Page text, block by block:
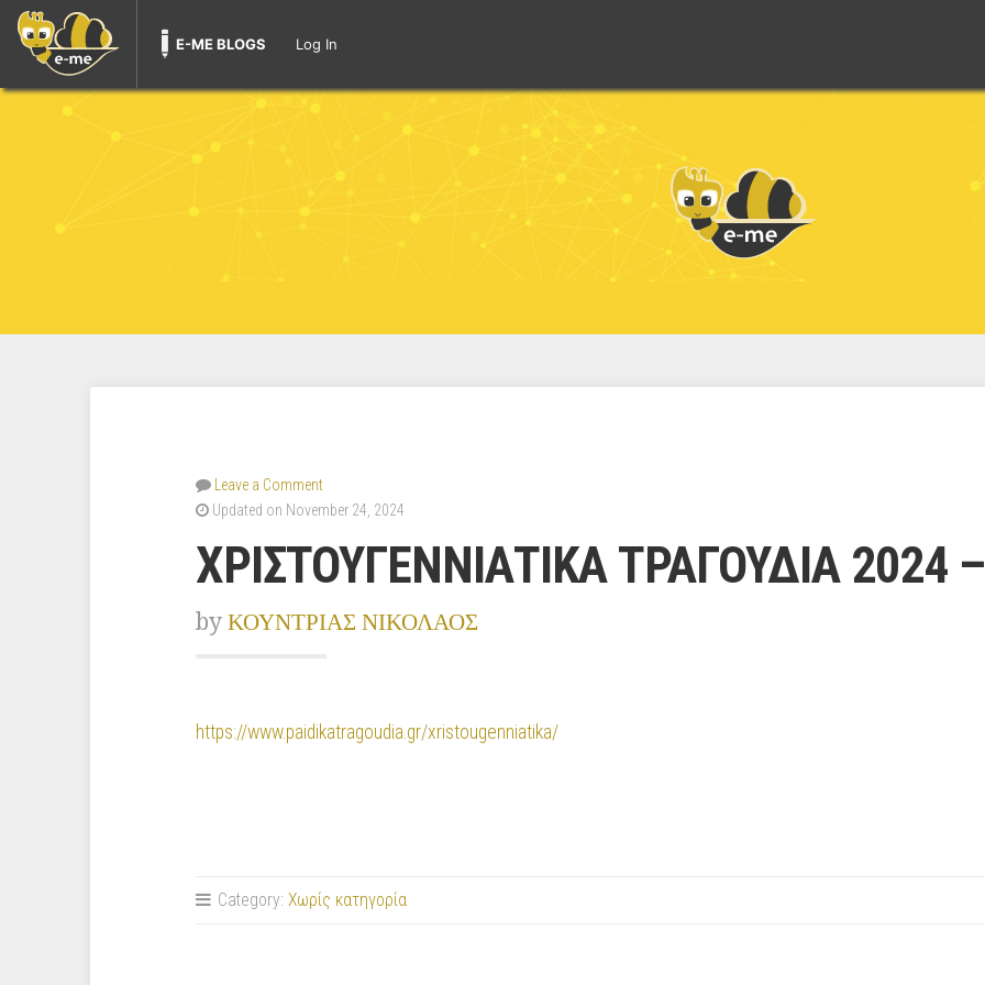
E-ME BLOGS Log In
Leave a Comment
Updated on November 24, 2024
ΧΡΙΣΤΟΥΓΕΝΝΙΑΤΙΚΑ ΤΡΑΓΟΥΔΙΑ 2024
by ΚΟΥΝΤΡΙΑΣ ΝΙΚΟΛΑΟΣ
https://www.paidikatragoudia.gr/xristougenniatika/
Category: Χωρίς κατηγορία